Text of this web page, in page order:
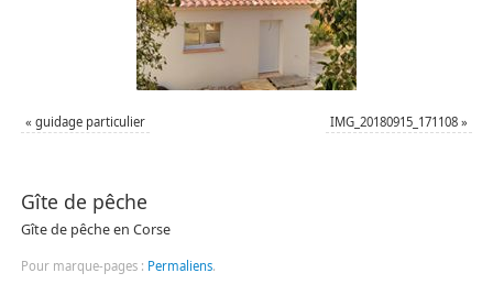
« guidage particulier IMG_20180915_171108 »
Gîte de pêche
Gîte de pêche en Corse
Pour marque-pages : Permaliens.